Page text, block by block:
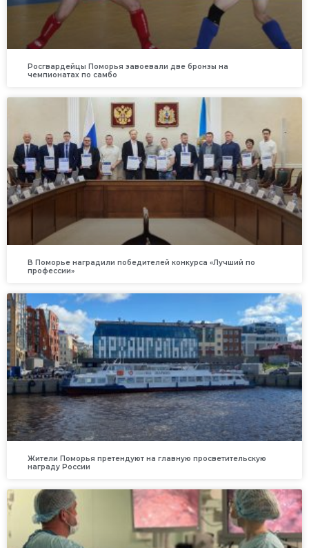
Росгвардейцы Поморья завоевали две бронзы на
чемпионатах по самбо
В Поморье наградили победителей конкурса «Лучший по
профессии»
Жители Поморья претендуют на главную просветительскую
награду России